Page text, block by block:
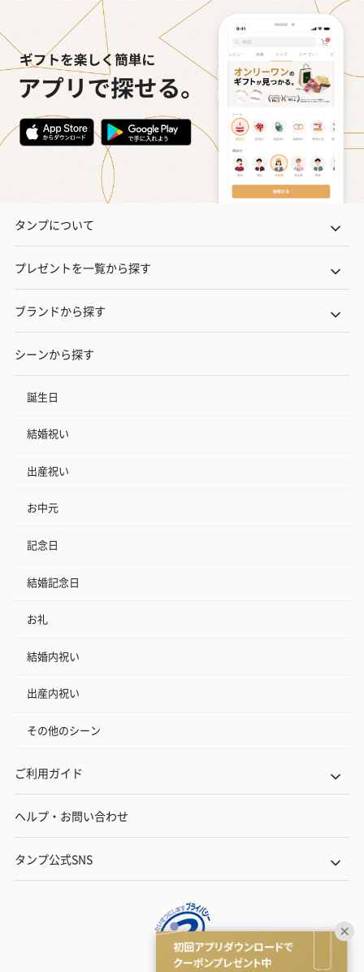
タンプについて
プレゼントを一覧から探す
ブランドから探す
シーンから探す
誕生日
結婚祝い
出産祝い
お中元
記念日
結婚記念日
お礼
結婚内祝い
出産内祝い
その他のシーン
ご利用ガイド
ヘルプ・お問い合わせ
タンプ公式SNS